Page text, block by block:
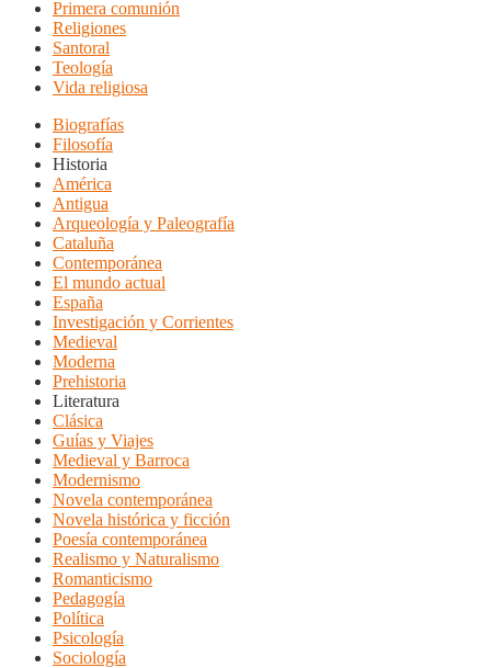
Primera comunión
Religiones
Santoral
Teología
Vida religiosa
Biografías
Filosofía
Historia
América
Antigua
Arqueología y Paleografía
Cataluña
Contemporánea
El mundo actual
España
Investigación y Corrientes
Medieval
Moderna
Prehistoria
Literatura
Clásica
Guías y Viajes
Medieval y Barroca
Modernismo
Novela contemporánea
Novela histórica y ficción
Poesía contemporánea
Realismo y Naturalismo
Romanticismo
Pedagogía
Política
Psicología
Sociología